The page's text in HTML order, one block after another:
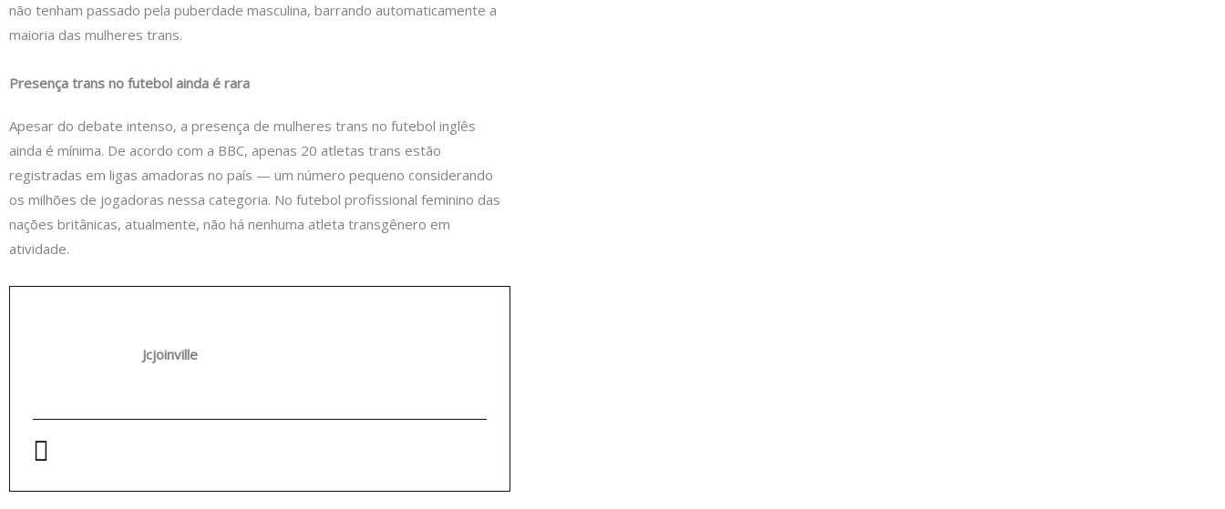
não tenham passado pela puberdade masculina, barrando automaticamente a
maioria das mulheres trans.
Presença trans no futebol ainda é rara
Apesar do debate intenso, a presença de mulheres trans no futebol inglês
ainda é mínima. De acordo com a BBC, apenas 20 atletas trans estão
registradas em ligas amadoras no país — um número pequeno considerando
os milhões de jogadoras nessa categoria. No futebol profissional feminino das
nações britânicas, atualmente, não há nenhuma atleta transgênero em
atividade.
Jcjoinville